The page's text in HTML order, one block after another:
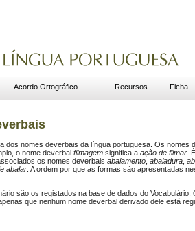
Acordo Ortográfico Recursos Ficha
dos nomes deverbais da língua portuguesa. Os
o nome deverbal filmagem significa a ação de filmar .
os nomes deverbais abalamento abaladura
abalar . A ordem por que as formas são apresentadas
são os registados na base de dados do
que nenhum nome deverbal derivado dele está